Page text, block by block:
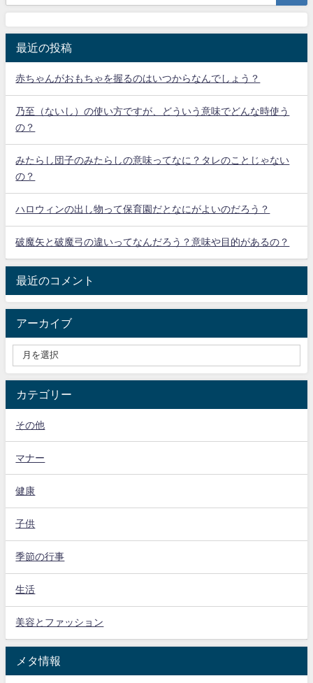
最近の投稿
赤ちゃんがおもちゃを握るのはいつからなんでしょう？
乃至（ないし）の使い方ですが、どういう意味でどんな時使う
の？
みたらし団子のみたらしの意味ってなに？タレのことじゃない
の？
ハロウィンの出し物って保育園だとなにがよいのだろう？
破魔矢と破魔弓の違いってなんだろう？意味や目的があるの？
最近のコメント
アーカイブ
カテゴリー
その他
マナー
健康
子供
季節の行事
生活
美容とファッション
メタ情報